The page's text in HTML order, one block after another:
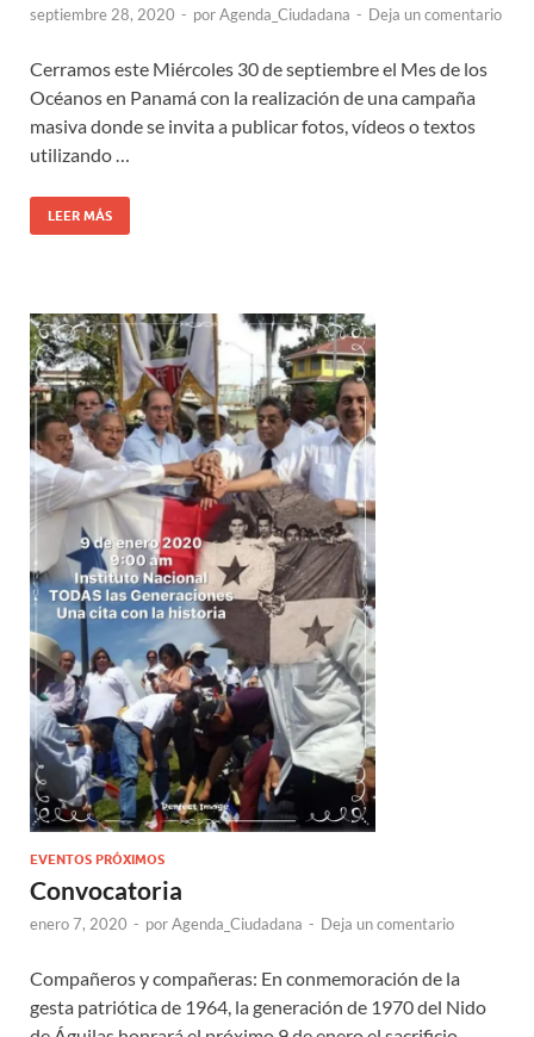
septiembre 28, 2020 - porAgenda_Ciudadana - Deja un comentario
Cerramos este Miércoles 30 de septiembre el Mes de los
Océanos en Panamá con la realización de una campaña
masiva donde se invita a publicar fotos, vídeos o textos
utilizando …
LEER MÁS
EVENTOS PRÓXIMOS
Convocatoria
enero 7, 2020 - porAgenda_Ciudadana - Deja un comentario
Compañeros y compañeras: En conmemoración de la
gesta patriótica de 1964, la generación de 1970 del Nido